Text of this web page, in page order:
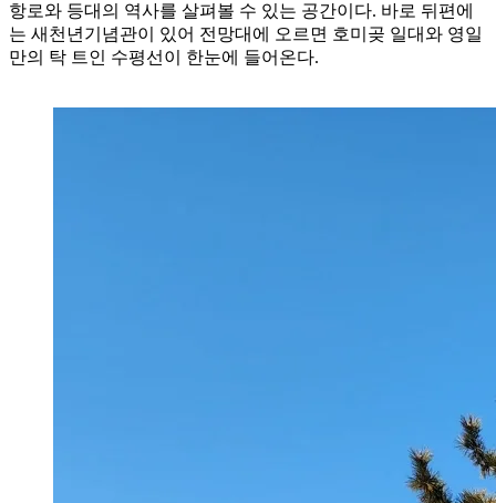
항로와 등대의 역사를 살펴볼 수 있는 공간이다. 바로 뒤편에
는 새천년기념관이 있어 전망대에 오르면 호미곶 일대와 영일
만의 탁 트인 수평선이 한눈에 들어온다.